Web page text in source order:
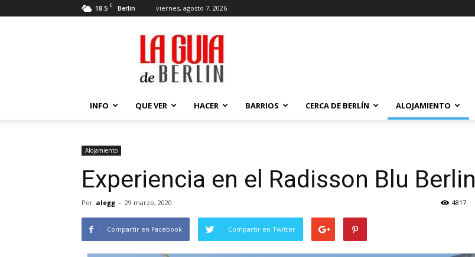
18.5 C Berlin viernes, agosto 7, 2026
INFO QUE VER HACER BARRIOS CERCA DE BERLÍN ALOJAMIENTO
Alojamiento
Experiencia en el Radisson Blu Berlin
Por alegg - 29 marzo, 2020 4817
Compartir en Facebook Compartir en Twitter